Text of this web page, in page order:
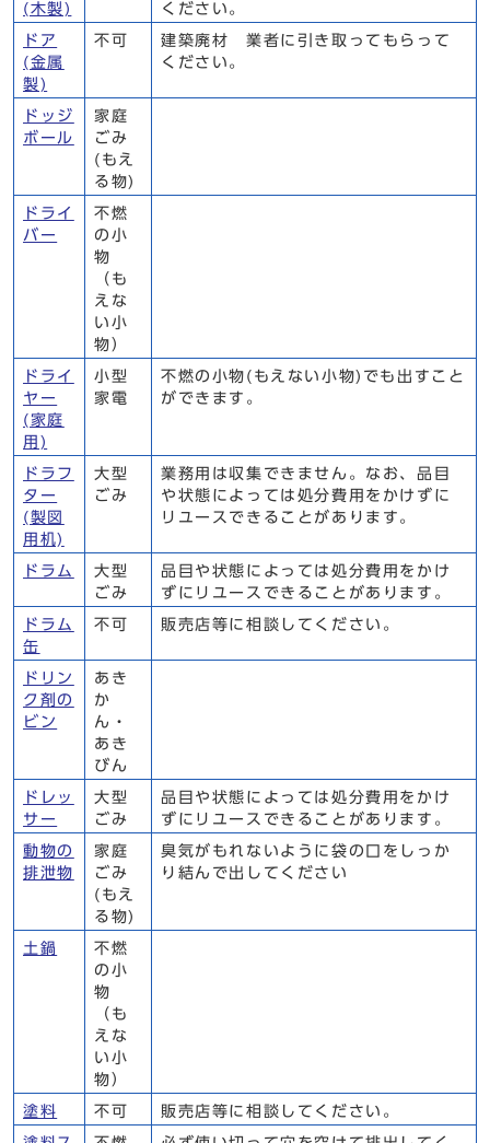
(木製)
ください。
ドア
(金属
製)
不可
建築廃材 業者に引き取ってもらって
ください。
ドッジ
ボール
家庭
ごみ
(もえ
る物)
ドライ
バー
不燃
の小
物
（も
えな
い小
物）
ドライ
ヤー
(家庭
用)
小型
家電
不燃の小物(もえない小物)でも出すこと
ができます。
ドラフ
ター
(製図
用机)
大型
ごみ
業務用は収集できません。なお、品目
や状態によっては処分費用をかけずに
リユースできることがあります。
ドラム
大型
ごみ
品目や状態によっては処分費用をかけ
ずにリユースできることがあります。
ドラム
缶
不可 販売店等に相談してください。
ドリン
ク剤の
ビン
あき
か
ん・
あき
びん
ドレッ
サー
大型
ごみ
品目や状態によっては処分費用をかけ
ずにリユースできることがあります。
動物の
排泄物
家庭
ごみ
(もえ
る物)
臭気がもれないように袋の口をしっか
り結んで出してください
土鍋
不燃
の小
物
（も
えな
い小
物）
塗料 不可 販売店等に相談してください。